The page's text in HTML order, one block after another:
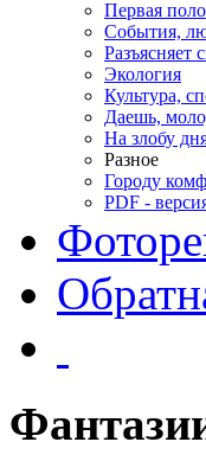
Первая
События,
Разъясняет
Экология
Культура,
Даешь,
На злобу
Разное
Городу
PDF -